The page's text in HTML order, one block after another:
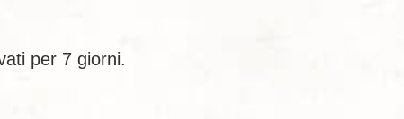
per 7 giorni.